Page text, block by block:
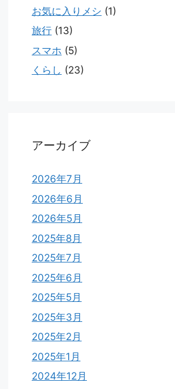
お気に入りメシ (1)
旅行 (13)
スマホ (5)
くらし (23)
アーカイブ
2026年7月
2026年6月
2026年5月
2025年8月
2025年7月
2025年6月
2025年5月
2025年3月
2025年2月
2025年1月
2024年12月